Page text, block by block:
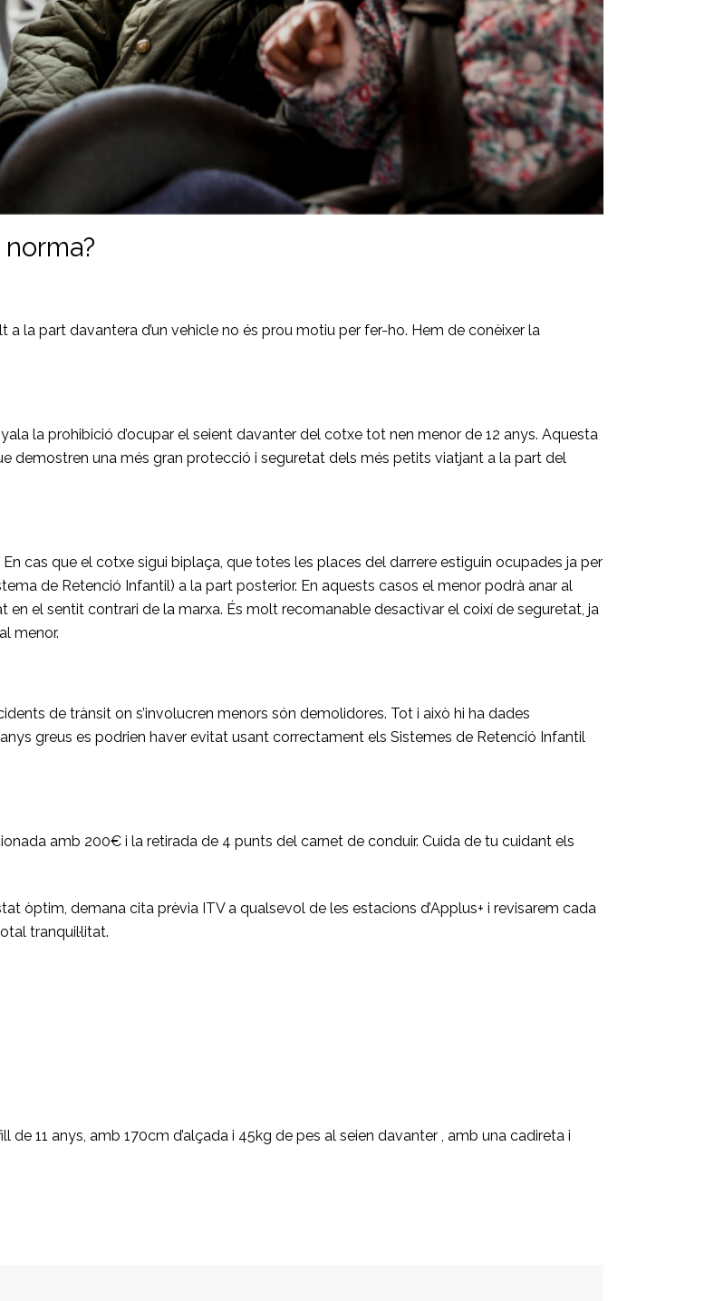
la part davantera d’un vehicle no és prou motiu per fer-ho. Hem de conèixer la
la prohibició d’ocupar el seient davanter del cotxe tot nen menor de 12 anys. Aquesta
demostren una més gran protecció i seguretat dels més petits viatjant a la part del
cas que el cotxe sigui biplaça, que totes les places del darrere estiguin ocupades ja per
de Retenció Infantil) a la part posterior. En aquests casos el menor podrà anar al
en el sentit contrari de la marxa. És molt recomanable desactivar el coixí de seguretat, ja
menor.
de trànsit on s’involucren menors són demolidores. Tot i això hi ha dades
greus es podrien haver evitat usant correctament els Sistemes de Retenció Infantil
amb 200€ i la retirada de 4 punts del carnet de conduir. Cuida de tu cuidant els
òptim, demana cita prèvia ITVa qualsevol de les estacions d’Applus+ i revisarem cada
tranquil·litat.
11 anys, amb 170cm d’alçada i 45kg de pes al seien davanter , amb una cadireta i